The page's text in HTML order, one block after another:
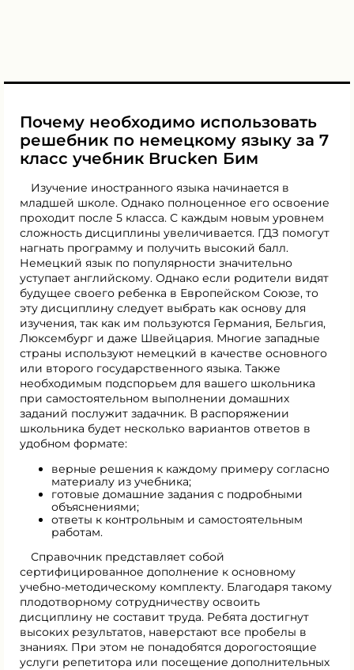
Почему необходимо использовать
решебник по немецкому языку за 7
класс учебник Brucken Бим
Изучение иностранного языка начинается в
младшей школе. Однако полноценное его освоение
проходит после 5 класса. С каждым новым уровнем
сложность дисциплины увеличивается. ГДЗ помогут
нагнать программу и получить высокий балл.
Немецкий язык по популярности значительно
уступает английскому. Однако если родители видят
будущее своего ребенка в Европейском Союзе, то
эту дисциплину следует выбрать как основу для
изучения, так как им пользуются Германия, Бельгия,
Люксембург и даже Швейцария. Многие западные
страны используют немецкий в качестве основного
или второго государственного языка. Также
необходимым подспорьем для вашего школьника
при самостоятельном выполнении домашних
заданий послужит задачник. В распоряжении
школьника будет несколько вариантов ответов в
удобном формате:
верные решения к каждому примеру согласно
материалу из учебника;
готовые домашние задания с подробными
объяснениями;
ответы к контрольным и самостоятельным
работам.
Справочник представляет собой
сертифицированное дополнение к основному
учебно-методическому комплекту. Благодаря такому
плодотворному сотрудничеству освоить
дисциплину не составит труда. Ребята достигнут
высоких результатов, наверстают все пробелы в
знаниях. При этом не понадобятся дорогостоящие
услуги репетитора или посещение дополнительных